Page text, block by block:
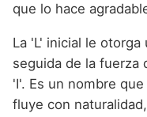
que lo hace
La 'L' inicial le otorga
seguida de la fuerza
'I'. Es un nombre
fluye con